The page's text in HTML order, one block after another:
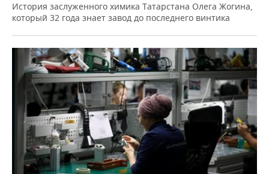
История заслуженного химика Татарстана Олега Жогина,
который 32 года знает завод до последнего винтика